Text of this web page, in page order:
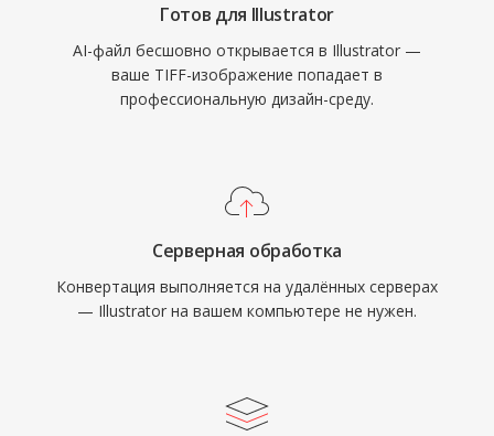
Готов для Illustrator
AI-файл бесшовно открывается в Illustrator —
ваше TIFF-изображение попадает в
профессиональную дизайн-среду.
Серверная обработка
Конвертация выполняется на удалённых серверах
— Illustrator на вашем компьютере не нужен.